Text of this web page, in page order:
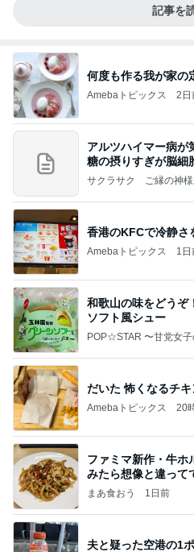
記事を
何度も作る我が家の
Amebaトピックス 2日
アルツハイマー病
糖の摂りすぎが脳細
の恐
サクラサク ご縁の神
香港のKFCで冷静さ
Amebaトピックス 1日
和歌山の味をどうぞ
ソフト風シュー
POP☆STAR 〜甘党女
だいた 怖くなるチ
Amebaトピックス 20
ファミマ新作・牛ホ
みたら想像と違って
話
まあ食おう 1日前
夫と疑った空港の1